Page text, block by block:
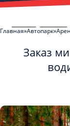
Главная Автопарк
Заказ
C